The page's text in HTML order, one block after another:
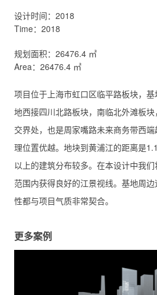
设计时间：2018
Time：2018
规划面积：26476.4 ㎡
Area：26476.4 ㎡
项目位于上海市虹口区临平路板块，
地西接四川北路板块，南临北外滩板
交界处，也是周家嘴路未来商务带西
理位置优越。地块到黄浦江的距离是
以上的建筑分布较多。在本设计中我
范围内获得良好的江景视线。基地周
性都与项目气质非常契合。
更多案例